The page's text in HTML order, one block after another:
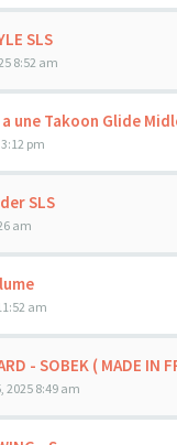
SLS
8:52 am
une Takoon Glide
pm
SLS
am
am
- SOBEK ( MADE IN
2025 8:49 am